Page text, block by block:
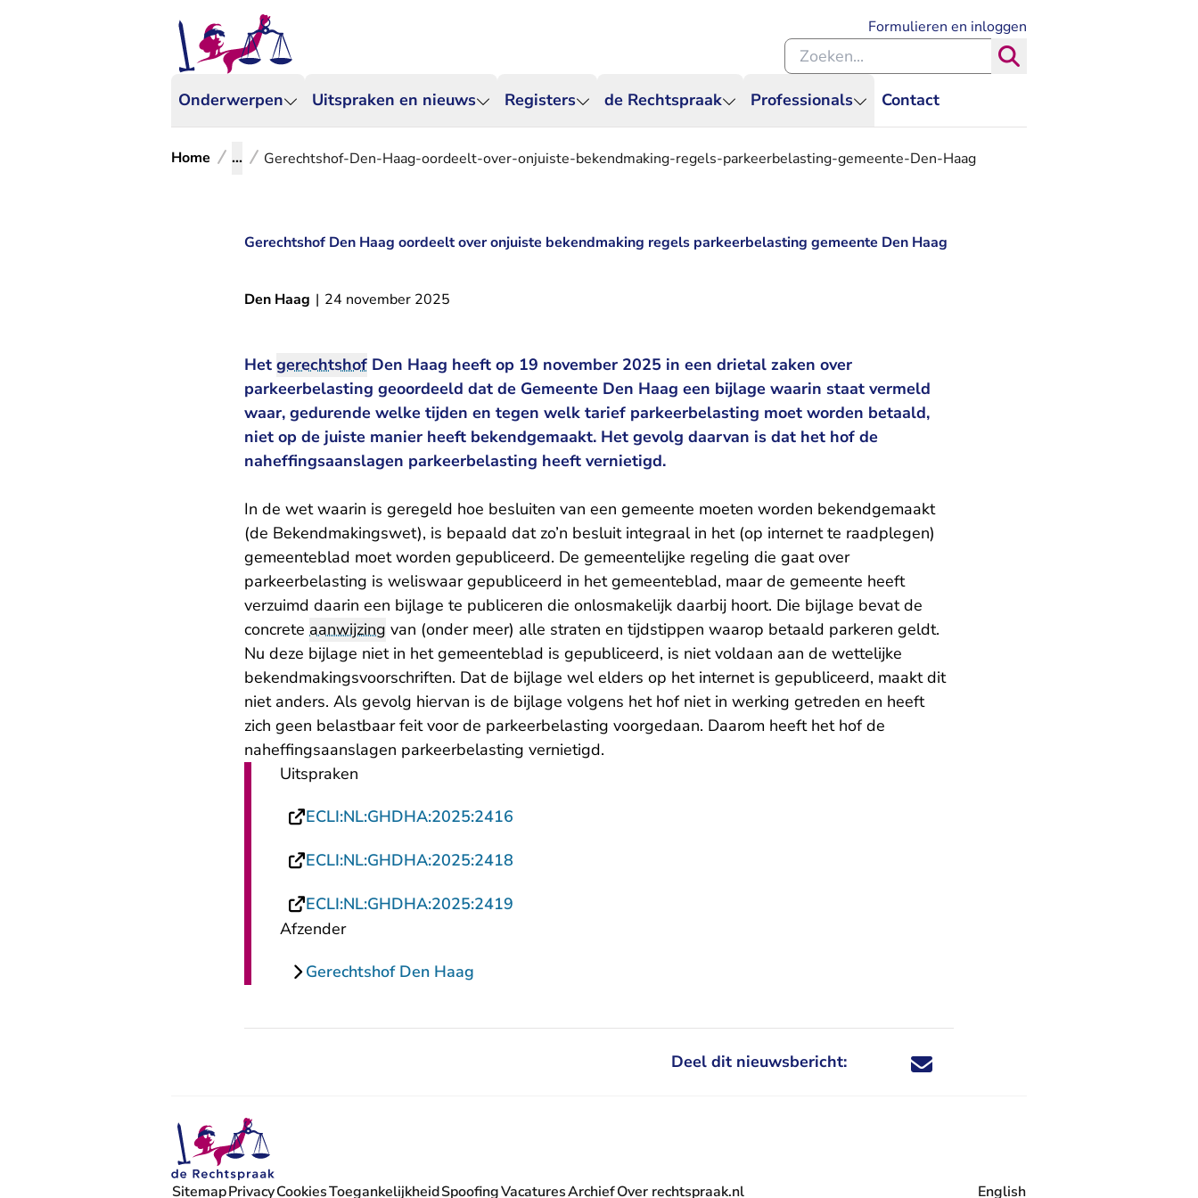
Onderwerpen Uitspraken en nieuws Registers de Rechtspraak Professionals Contact
Formulieren en inloggen
Zoeken binnen de Rechtspraak
Home ... Gerechtshof-Den-Haag-oordeelt-over-onjuiste-bekendmaking-regels-parkeerbelasting-gemeente-Den-Haag
Gerechtshof Den Haag oordeelt over onjuiste bekendmaking regels parkeerbelasting gemeente Den Haag
Den Haag | 24 november 2025
Het gerechtshof Den Haag heeft op 19 november 2025 in een drietal zaken over
parkeerbelasting geoordeeld dat de Gemeente Den Haag een bijlage waarin staat vermeld
waar, gedurende welke tijden en tegen welk tarief parkeerbelasting moet worden betaald,
niet op de juiste manier heeft bekendgemaakt. Het gevolg daarvan is dat het hof de
naheffingsaanslagen parkeerbelasting heeft vernietigd.
In de wet waarin is geregeld hoe besluiten van een gemeente moeten worden bekendgemaakt
(de Bekendmakingswet), is bepaald dat zo’n besluit integraal in het (op internet te raadplegen)
gemeenteblad moet worden gepubliceerd. De gemeentelijke regeling die gaat over
parkeerbelasting is weliswaar gepubliceerd in het gemeenteblad, maar de gemeente heeft
verzuimd daarin een bijlage te publiceren die onlosmakelijk daarbij hoort. Die bijlage bevat de
concrete aanwijzing van (onder meer) alle straten en tijdstippen waarop betaald parkeren geldt.
Nu deze bijlage niet in het gemeenteblad is gepubliceerd, is niet voldaan aan de wettelijke
bekendmakingsvoorschriften. Dat de bijlage wel elders op het internet is gepubliceerd, maakt dit
niet anders. Als gevolg hiervan is de bijlage volgens het hof niet in werking getreden en heeft
zich geen belastbaar feit voor de parkeerbelasting voorgedaan. Daarom heeft het hof de
naheffingsaanslagen parkeerbelasting vernietigd.
Uitspraken
ECLI:NL:GHDHA:2025:2416
ECLI:NL:GHDHA:2025:2418
ECLI:NL:GHDHA:2025:2419
Afzender
Gerechtshof Den Haag
Deel dit nieuwsbericht: Deel dit nieuwsbericht via X - U verlaat
Deel dit nieuwsbericht via Facebook - U
Deel dit nieuwsbericht via e-mail
Deel dit nieuwsbericht via LinkedIn - U
SitemapPrivacyCookiesToegankelijkheidSpoofingVacaturesArchiefOver rechtspraak.nl English